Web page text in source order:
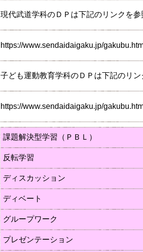
現代武道学科のＤＰは下記のリンクを
https://www.sendaidaigaku.jp/
子ども運動教育学科のＤＰは下記のリ
https://www.sendaidaigaku.jp/
課題解決型学習（ＰＢＬ）
反転学習
ディスカッション
ディベート
グループワーク
プレゼンテーション